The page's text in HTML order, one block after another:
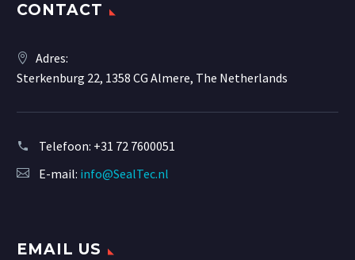
CONTACT
Adres:
Sterkenburg 22, 1358 CG Almere, The Netherlands
Telefoon: +31 72 7600051
E-mail: info@SealTec.nl
EMAIL US